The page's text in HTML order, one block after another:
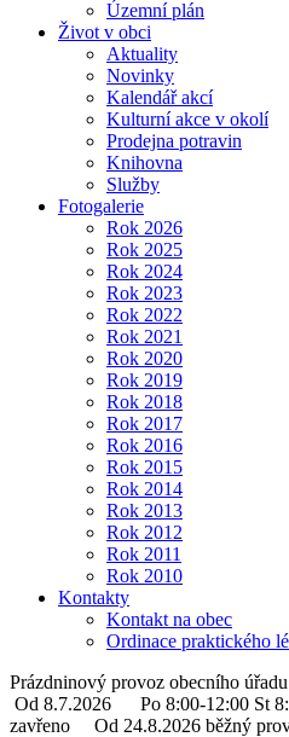
Územní plán
Život v obci
Aktuality
Novinky
Kalendář akcí
Kulturní akce v okolí
Prodejna potravin
Knihovna
Služby
Fotogalerie
Rok 2026
Rok 2025
Rok 2024
Rok 2023
Rok 2022
Rok 2021
Rok 2020
Rok 2019
Rok 2018
Rok 2017
Rok 2016
Rok 2015
Rok 2014
Rok 2013
Rok 2012
Rok 2011
Rok 2010
Kontakty
Kontakt na obec
Ordinace praktického
Prázdninový provoz obecního
Od 8.7.2026 Po 8:00-12:00 St
zavřeno Od 24.8.2026 běžný